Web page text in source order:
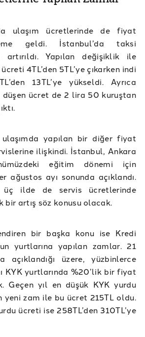
ulaşım ücretlerinde de fiyat
geldi. İstanbul’da taksi
Yapılan değişiklik ile
4TL’den 5TL’ye çıkarken indi
13TL’ye yükseldi. Ayrıca
düşen ücret de 2 lira 50 kuruştan
yapılan bir diğer fiyat
ilişkindi. İstanbul, Ankara
eğitim dönemi için
ağustos ayı sonunda açıklandı.
ilde de servis ücretlerinde
bir artış söz konusu olacak.
bir başka konu ise Kredi
yurtlarına yapılan zamlar. 21
açıklandığı üzere, yüzbinlerce
KYK yurtlarında %20’lik bir fiyat
Geçen yıl en düşük KYK yurdu
yeni zam ile bu ücret 215TL oldu.
ücreti ise 258TL’den 310TL’ye